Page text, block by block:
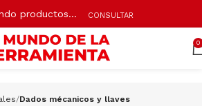
0
Dados mécanicos y llaves
productos… CONSULTAR